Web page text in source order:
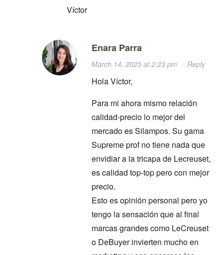
Víctor
Enara Parra
March 14, 2025 at 2:23 pm · Reply
Hola Víctor,
Para mi ahora mismo relación
calidad-precio lo mejor del
mercado es Silampos. Su gama
Supreme prof no tiene nada que
envidiar a la tricapa de Lecreuset,
es calidad top-top pero con mejor
precio.
Esto es opinión personal pero yo
tengo la sensación que al final
marcas grandes como LeCreuset
o DeBuyer invierten mucho en